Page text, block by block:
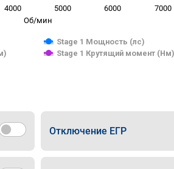
Об/мин
Stage 1 Мощность (лс)
Stage 1 Крутящий момент (Нм)
4000 5000 6000 7000
Отключение ЕГР